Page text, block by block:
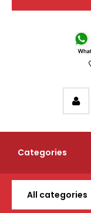
Categories